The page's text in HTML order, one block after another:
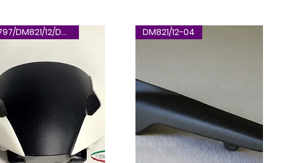
DM797/DM821/12/DM17/12-02 DM821/12-04